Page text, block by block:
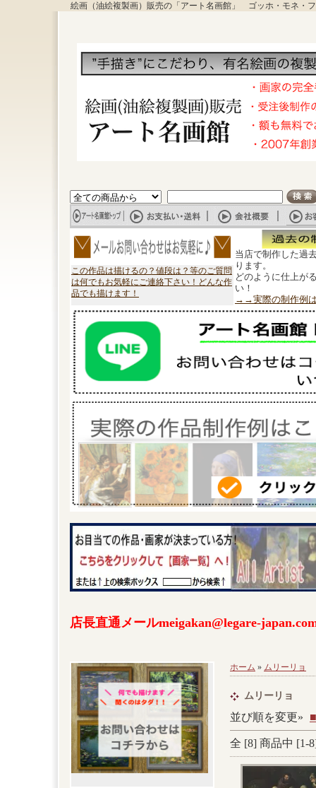
絵画（油絵複製画）販売の「アート名画館」 ゴッホ・モネ・
この作品は描けるの？値段は？等のご質問
は何でもお気軽にご連絡下さい！どんな作
品でも描けます！
当店で制作した過
ります。
どのように仕上が
い！
→→実際の制作例
店長直通メールmeigakan@legare-
ホーム » ムリーリョ
ムリーリョ
並び順を変更»
全 [8] 商品中 [1-8